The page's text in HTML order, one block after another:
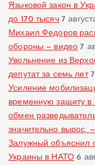
Языковой закон в
до 170 тысяч 7
Михаил Федоров
обороны — видео 7
Увольнение из
депутат за семь лет
Усиление
временную защиту в
обмен
значительно вырос,
Залужный объяснил
Украины в НАТО 6